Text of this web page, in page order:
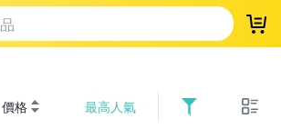
登
價格 最高人氣